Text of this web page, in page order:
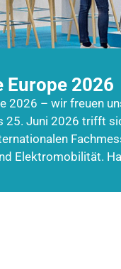
Europe 2026
2026 – wir freuen
25. Juni 2026 trifft
Elektromobilität.